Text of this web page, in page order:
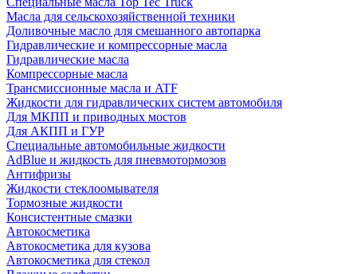
Масла для сельскохозяйственной техники
Доливочные масло для смешанного автопарка
Гидравлические и компрессорные масла
Гидравлические масла
Компрессорные масла
Трансмиссионные масла и ATF
Жидкости для гидравлических систем автомобиля
Для МКПП и приводных мостов
Для АКПП и ГУР
Специальные автомобильные жидкости
AdBlue и жидкость для пневмотормозов
Антифризы
Жидкости стеклоомывателя
Тормозные жидкости
Консистентные смазки
Автокосметика
Автокосметика для кузова
Автокосметика для стекол